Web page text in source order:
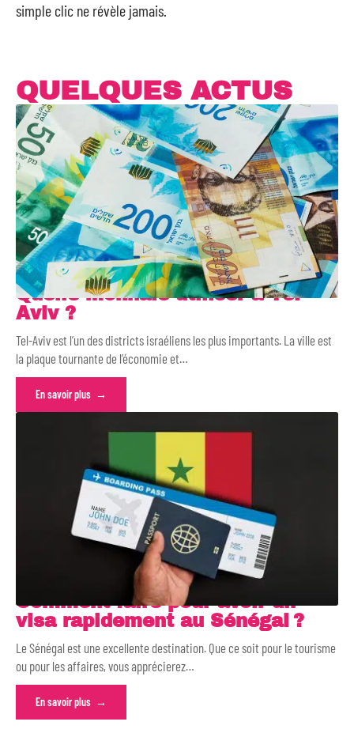
simple clic ne révèle jamais.
QUELQUES ACTUS
Quelle monnaie utiliser à Tel-
Aviv ?
Tel-Aviv est l’un des districts israéliens les plus importants. La ville est
la plaque tournante de l’économie et…
En savoir plus
Comment faire pour avoir un
visa rapidement au Sénégal ?
Le Sénégal est une excellente destination. Que ce soit pour le tourisme
ou pour les affaires, vous apprécierez…
En savoir plus